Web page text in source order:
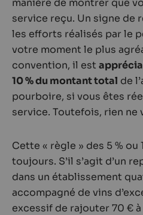
manière de montrer que
service reçu. Un signe de
les efforts réalisés par le
votre moment le plus
convention, il est
10 % du montant total de
pourboire, si vous êtes
service. Toutefois, rien ne
Cette « règle » des 5 % ou
toujours. S’il s’agit d’un
dans un établissement
accompagné de vins
excessif de rajouter 70 €